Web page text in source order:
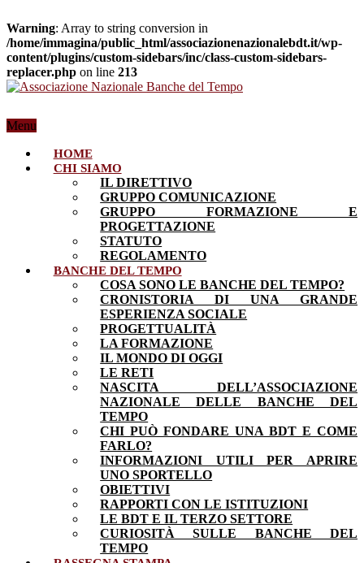
Warning: Array to string conversion in
/home/immagina/public_html/associazionenazionalebdt.it/wp-
content/plugins/custom-sidebars/inc/class-custom-sidebars-
replacer.php on line 213
Menu
HOME
CHI SIAMO
IL DIRETTIVO
GRUPPO COMUNICAZIONE
GRUPPO FORMAZIONE E
PROGETTAZIONE
STATUTO
REGOLAMENTO
BANCHE DEL TEMPO
COSA SONO LE BANCHE DEL TEMPO?
CRONISTORIA DI UNA GRANDE
ESPERIENZA SOCIALE
PROGETTUALITÀ
LA FORMAZIONE
IL MONDO DI OGGI
LE RETI
NASCITA DELL’ASSOCIAZIONE
NAZIONALE DELLE BANCHE DEL
TEMPO
CHI PUÒ FONDARE UNA BDT E COME
FARLO?
INFORMAZIONI UTILI PER APRIRE
UNO SPORTELLO
OBIETTIVI
RAPPORTI CON LE ISTITUZIONI
LE BDT E IL TERZO SETTORE
CURIOSITÀ SULLE BANCHE DEL
TEMPO